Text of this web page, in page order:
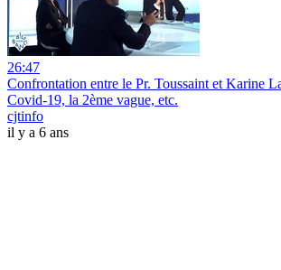
26:47
Confrontation entre le Pr. Toussaint et Karine
Covid-19, la 2ème vague, etc.
cjtinfo
il y a 6 ans